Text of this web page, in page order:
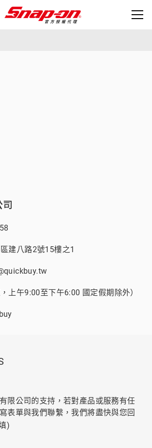
建八路2號15樓之1
上午9:00至下午6:00 國定假期除外）
限公司的支持，若對產品或服務有任
表單與我們聯繫，我們將盡快與您回
)